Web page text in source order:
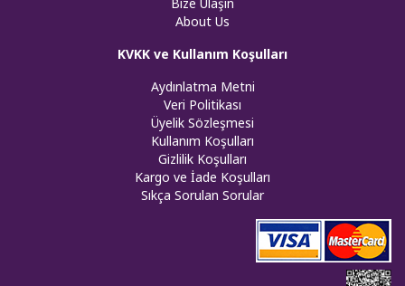
About Us
KVKK ve Kullanım Koşulları
Aydınlatma Metni
Veri Politikası
Üyelik Sözleşmesi
Kullanım Koşulları
Gizlilik Koşulları
Kargo ve İade Koşulları
Sıkça Sorulan Sorular